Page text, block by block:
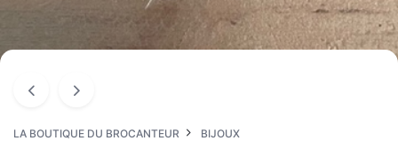
LA BOUTIQUE DU BROCANTEUR
BIJOUX